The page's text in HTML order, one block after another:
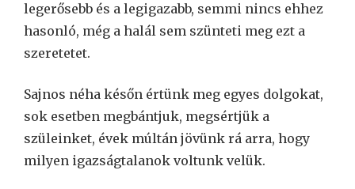
legerősebb és a legigazabb, semmi nincs ehhez
hasonló, még a halál sem szünteti meg ezt a
szeretetet.
Sajnos néha későn értünk meg egyes dolgokat,
sok esetben megbántjuk, megsértjük a
szüleinket, évek múltán jövünk rá arra, hogy
milyen igazságtalanok voltunk velük.